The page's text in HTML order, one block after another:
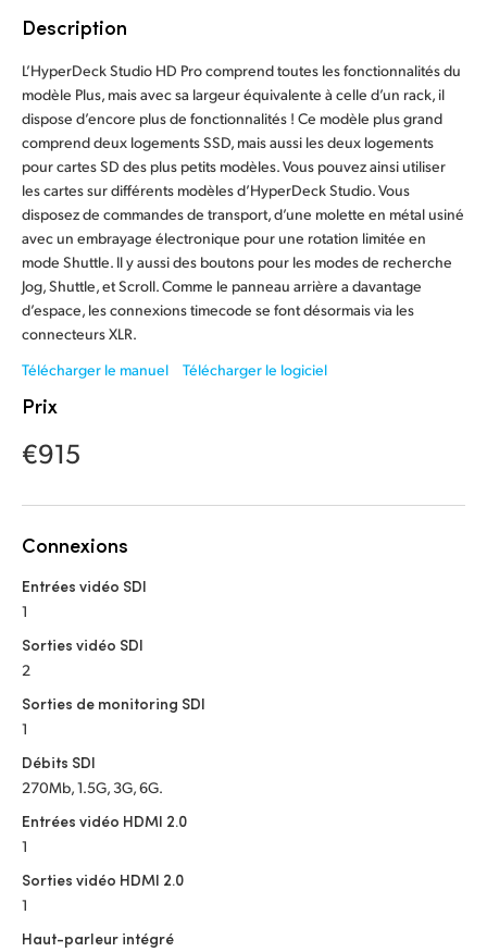
Spécifications
Finland
France
Germany
Hong Kong SAR, China
India
Italy
Japan
New Zealand
Norway
South Africa
Spain
Description
L’HyperDeck Studio HD Pro comprend toutes les fonctionnalités du
modèle Plus, mais avec sa largeur équivalente à celle d’un rack, il
dispose d’encore plus de fonctionnalités ! Ce modèle plus grand
comprend deux logements SSD, mais aussi les deux logements
pour cartes SD des plus petits modèles. Vous pouvez ainsi utiliser
les cartes sur différents modèles d’HyperDeck Studio. Vous
disposez de commandes de transport, d’une molette en métal usiné
avec un embrayage électronique pour une rotation limitée en
mode Shuttle. Il y aussi des boutons pour les modes de recherche
Jog, Shuttle, et Scroll. Comme le panneau arrière a davantage
d’espace, les connexions timecode se font désormais via les
connecteurs XLR.
Télécharger le manuel
Télécharger le logiciel
Prix
€915
Connexions
Entrées vidéo SDI
1
Sorties vidéo SDI
2
Sorties de monitoring SDI
1
Débits SDI
270Mb, 1.5G, 3G, 6G.
Entrées vidéo HDMI 2.0
1
Sorties vidéo HDMI 2.0
1
Haut-parleur intégré